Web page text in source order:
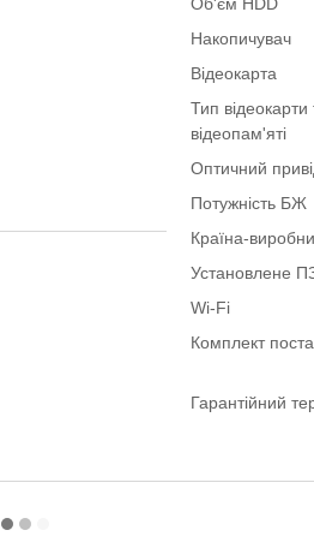
Накопичувач
Відеокарта
Тип
відеопам'яті
Оптичний
Потужність БЖ
Країна-
Установлене
Wi-Fi
Комплект
Гарантійний